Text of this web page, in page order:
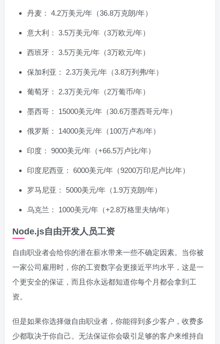
丹麦： 4.2万美元/年（36.8万克朗/年）
意大利： 3.5万美元/年（3万欧元/年）
西班牙： 3.5万美元/年（3万欧元/年）
保加利亚： 2.3万美元/年（3.8万列弗/年）
葡萄牙： 2.3万美元/年（2万葡币/年）
墨西哥： 15000美元/年（30.6万墨西哥元/年）
俄罗斯： 14000美元/年（100万卢布/年）
印度： 9000美元/年（+66.5万卢比/年）
印度尼西亚： 6000美元/年（9200万印尼卢比/年）
罗马尼亚： 5000美元/年（1.9万克朗/年）
乌克兰： 1000美元/年（+2.8万格里夫纳/年）
Node.js自由开发人员工资
自由职业者会给你的潜在薪水带来一些不确定因素。当你被
一家公司雇用时，你的工资数字会更接近平均水平，这是一
个更安全的保证，而且你永远都知道你每个月都会拿到工
资。
但是如果你选择做自由职业者，你能得到多少客户，收费多
少都取决于你自己。无法保证你会吸引足够的客户来维持自